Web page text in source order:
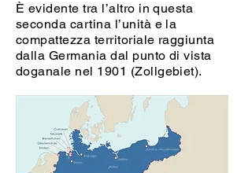
È evidente tra l’altro in questa
seconda cartina l’unità e la
compattezza territoriale raggiunta
dalla Germania dal punto di vista
doganale nel 1901 (Zollgebiet).